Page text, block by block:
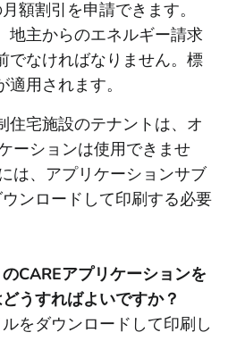
額割引を申請できます。
地主からのエネルギー請求
でなければなりません。標
用されます。
住宅施設のテナントは、オ
ーションは使用できませ
は、アプリケーションサブ
ンロードして印刷する必要
CAREアプリケーションを
うすればよいですか？
をダウンロードして印刷し